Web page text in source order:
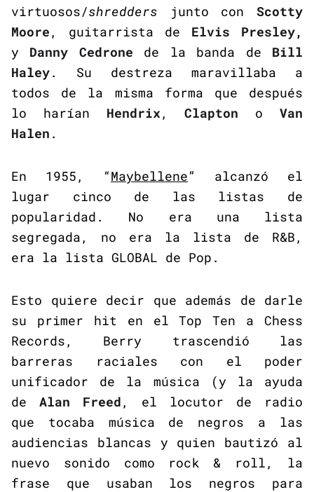
virtuosos/shredders junto con Scotty
Moore, guitarrista de Elvis Presley,
y Danny Cedrone de la banda de Bill
Haley. Su destreza maravillaba a
todos de la misma forma que después
lo harían Hendrix,Clapton oVan
Halen .
En 1955, “Maybellene” alcanzó el
lugar cinco de las listas de
popularidad. No era una lista
segregada, no era la lista de R&B,
era la lista GLOBAL de Pop.
Esto quiere decir que además de darle
su primer hit en el Top Ten a Chess
Records, Berry trascendió las
barreras raciales con el poder
unificador de la música (y la ayuda
de Alan Freed, el locutor de radio
que tocaba música de negros a las
audiencias blancas y quien bautizó al
nuevo sonido como rock & roll, la
frase que usaban los negros para